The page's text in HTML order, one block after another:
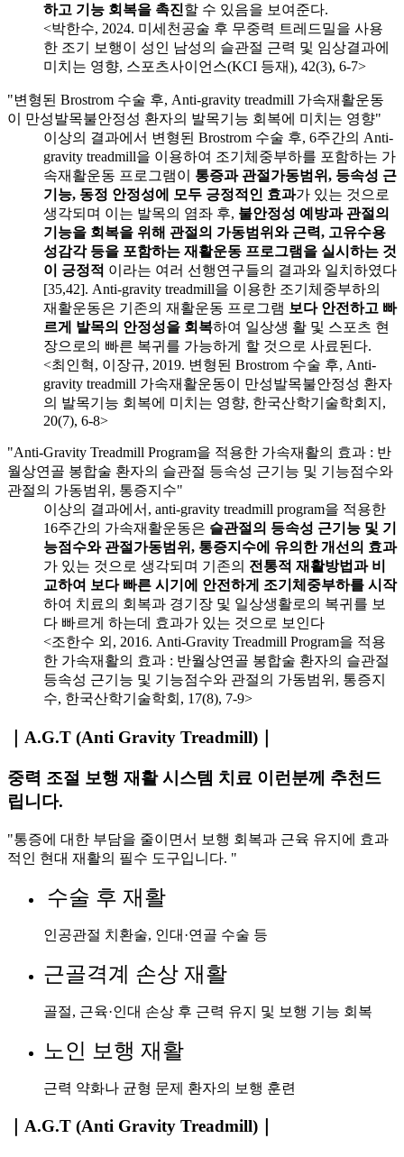
하고 기능 회복을 촉진할 수 있음을 보여준다.
<박한수, 2024. 미세천공술 후 무중력 트레드밀을 사용
한 조기 보행이 성인 남성의 슬관절 근력 및 임상결과에
미치는 영향, 스포츠사이언스(KCI 등재), 42(3), 6-7>
"변형된 Brostrom 수술 후, Anti-gravity treadmill 가속재활운동
이 만성발목불안정성 환자의 발목기능 회복에 미치는 영향"
이상의 결과에서 변형된 Brostrom 수술 후, 6주간의 Anti-
gravity treadmill을 이용하여 조기체중부하를 포함하는 가
속재활운동 프로그램이 통증과 관절가동범위, 등속성 근
기능, 동정 안정성에 모두 긍정적인 효과가 있는 것으로
생각되며 이는 발목의 염좌 후, 불안정성 예방과 관절의
기능을 회복을 위해 관절의 가동범위와 근력, 고유수용
성감각 등을 포함하는 재활운동 프로그램을 실시하는 것
이 긍정적 이라는 여러 선행연구들의 결과와 일치하였다
[35,42]. Anti-gravity treadmill을 이용한 조기체중부하의
재활운동은 기존의 재활운동 프로그램 보다 안전하고 빠
르게 발목의 안정성을 회복하여 일상생 활 및 스포츠 현
장으로의 빠른 복귀를 가능하게 할 것으로 사료된다.
<최인혁, 이장규, 2019. 변형된 Brostrom 수술 후, Anti-
gravity treadmill 가속재활운동이 만성발목불안정성 환자
의 발목기능 회복에 미치는 영향, 한국산학기술학회지,
20(7), 6-8>
"Anti-Gravity Treadmill Program을 적용한 가속재활의 효과 : 반
월상연골 봉합술 환자의 슬관절 등속성 근기능 및 기능점수와
관절의 가동범위, 통증지수"
이상의 결과에서, anti-gravity treadmill program을 적용한
16주간의 가속재활운동은 슬관절의 등속성 근기능 및 기
능점수와 관절가동범위, 통증지수에 유의한 개선의 효과
가 있는 것으로 생각되며 기존의 전통적 재활방법과 비
교하여 보다 빠른 시기에 안전하게 조기체중부하를 시작
하여 치료의 회복과 경기장 및 일상생활로의 복귀를 보
다 빠르게 하는데 효과가 있는 것으로 보인다
<조한수 외, 2016. Anti-Gravity Treadmill Program을 적용
한 가속재활의 효과 : 반월상연골 봉합술 환자의 슬관절
등속성 근기능 및 기능점수와 관절의 가동범위, 통증지
수, 한국산학기술학회, 17(8), 7-9>
｜A.G.T (Anti Gravity Treadmill)｜
중력 조절 보행 재활 시스템 치료 이런분께 추천드
립니다.
"통증에 대한 부담을 줄이면서 보행 회복과 근육 유지에 효과
적인 현대 재활의 필수 도구입니다. "
수술 후 재활
인공관절 치환술, 인대·연골 수술 등
근골격계 손상 재활
골절, 근육·인대 손상 후 근력 유지 및 보행 기능 회복
노인 보행 재활
근력 약화나 균형 문제 환자의 보행 훈련
｜A.G.T (Anti Gravity Treadmill)｜